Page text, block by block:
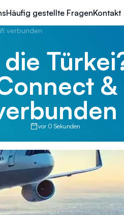
Häufig gestellte FragenKontakt
verbunden
vor 0 Sekunden